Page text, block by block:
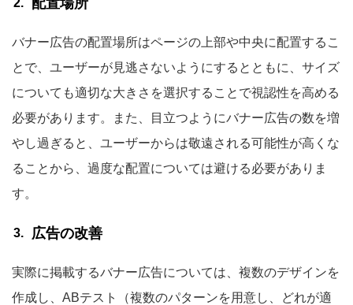
配置場所
バナー広告の配置場所はページの上部や中央に配置するこ
とで、ユーザーが見逃さないようにするとともに、サイズ
についても適切な大きさを選択することで視認性を高める
必要があります。また、目立つようにバナー広告の数を増
やし過ぎると、ユーザーからは敬遠される可能性が高くな
ることから、過度な配置については避ける必要がありま
す。
広告の改善
実際に掲載するバナー広告については、複数のデザインを
作成し、ABテスト（複数のパターンを用意し、どれが適